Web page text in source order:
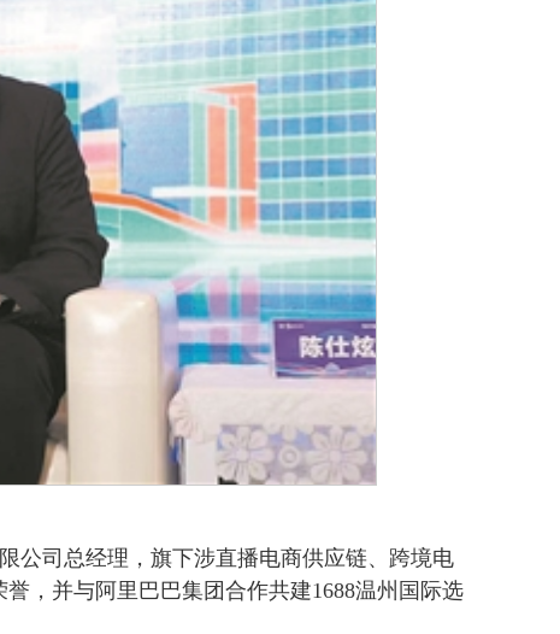
公司总经理，旗下涉直播电商供应链、跨境电
，并与阿里巴巴集团合作共建1688温州国际选